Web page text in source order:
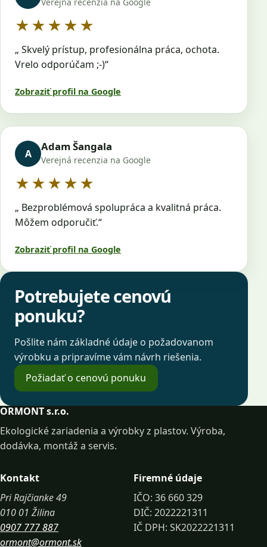
★★★★★
„ Skvelý prístup, profesionálna práca, ochota.
Vrelo odporúčam ;-)“
Zobraziť profil na Google
A
Adam Šangala
Verejná recenzia na Google
★★★★★
„ Bezproblémová spolupráca a kvalitná práca.
Môžem odporučiť.“
Zobraziť profil na Google
Potrebujete cenovú
ponuku?
Pošlite nám základné údaje o požadovanom
výrobku a pripravíme vám návrh riešenia.
Požiadať o cenovú ponuku
ORMONT s.r.o.
Ekologické zariadenia a výrobky z plastov. Výroba,
dodávka, montáž a servis.
Kontakt
Pri Rajčianke 49
010 01 Žilina
0907 777 887
ormont@ormont.sk
Firemné údaje
IČO: 36 660 329
DIČ: 2022221311
IČ DPH: SK2022221311